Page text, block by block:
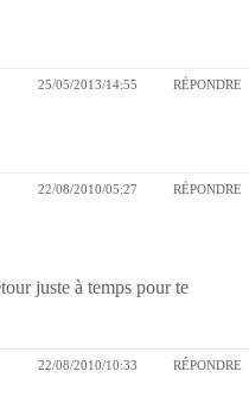
25/05/2013/14:55 RÉPONDRE
22/08/2010/05:27 RÉPONDRE
juste à temps pour te
22/08/2010/10:33 RÉPONDRE